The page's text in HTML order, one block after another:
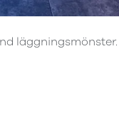
läggningsmönster.